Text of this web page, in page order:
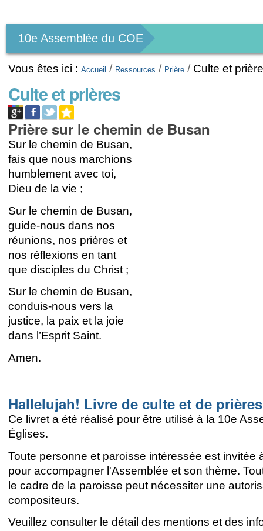
personnels
10e Assemblée du COE
Vous êtes ici : Accueil / Ressources / Prière / Culte et
Culte et prières
Prière sur le chemin de Busan
Sur le chemin de Busan,
fais que nous marchions
humblement avec toi,
Dieu de la vie ;
Sur le chemin de Busan,
guide-nous dans nos
réunions, nos prières et
nos réflexions en tant
que disciples du Christ ;
Sur le chemin de Busan,
conduis-nous vers la
justice, la paix et la joie
dans l’Esprit Saint.
Amen.
Hallelujah! Livre de culte et de prières
Ce livret a été réalisé pour être utilisé à la 10e
Églises.
Toute personne et paroisse intéressée est invitée
pour accompagner l'Assemblée et son thème.
le cadre de la paroisse peut nécessiter une
compositeurs.
Veuillez consulter le détail des mentions et des